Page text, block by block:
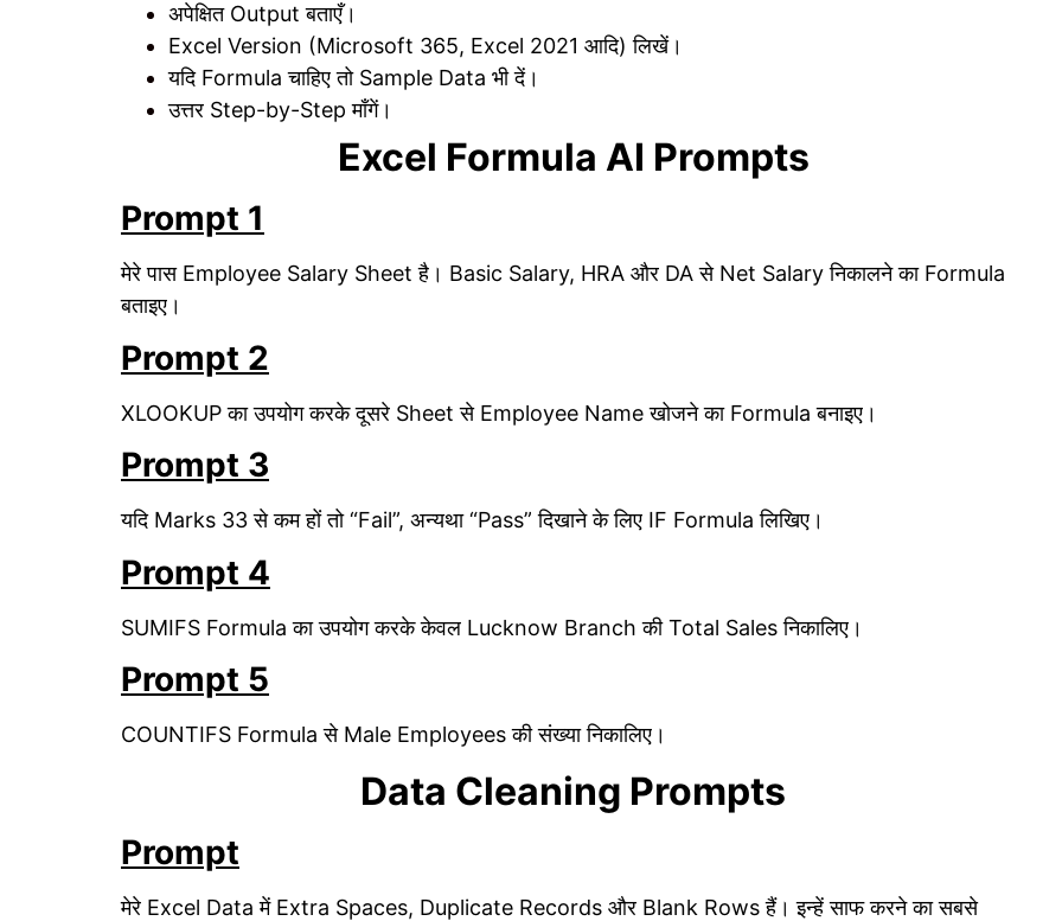
अपेक्षित Output बताएँ।
Excel Version (Microsoft 365, Excel 2021 आदि) लिखें।
यदि Formula चाहिए तो Sample Data भी दें।
उत्तर Step-by-Step माँगें।
Excel Formula AI Prompts
Prompt 1
मेरे पास Employee Salary Sheet है। Basic Salary, HRA और DA से Net Salary निकालने का Formula
बताइए।
Prompt 2
XLOOKUP का उपयोग करके दूसरे Sheet से Employee Name खोजने का Formula बनाइए।
Prompt 3
यदि Marks 33 से कम हों तो “Fail”, अन्यथा “Pass” दिखाने के लिए IF Formula लिखिए।
Prompt 4
SUMIFS Formula का उपयोग करके केवल Lucknow Branch की Total Sales निकालिए।
Prompt 5
COUNTIFS Formula से Male Employees की संख्या निकालिए।
Data Cleaning Prompts
Prompt
मेरे Excel Data में Extra Spaces, Duplicate Records और Blank Rows हैं। इन्हें साफ करने का सबसे